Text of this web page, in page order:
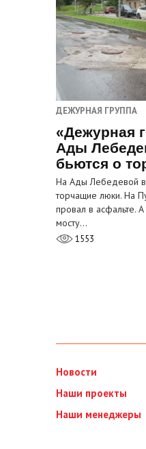
ДЕЖУРНАЯ ГРУППА
«Дежурная
Ады
бьются о
На Ады Лебедевой
торчащие люки. На
провал в асфальте.
мосту…
1553
Новости
Наши проекты
Наши менеджеры